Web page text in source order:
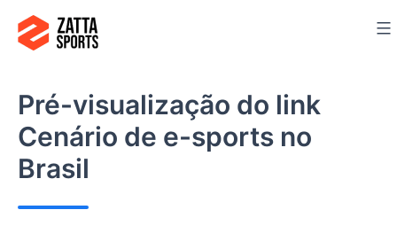
para
conteúdo
Pré-visualização do link
Cenário de e-sports no
Brasil